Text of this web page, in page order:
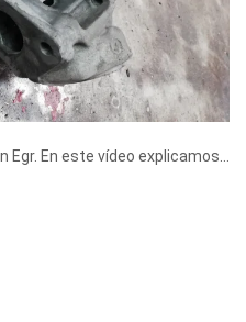
Egr. En este vídeo explicamos…